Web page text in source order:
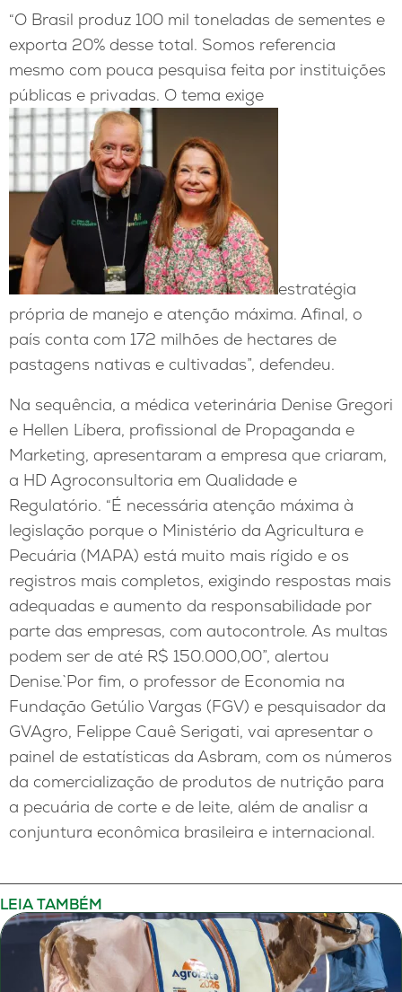
“O Brasil produz 100 mil toneladas de sementes e
exporta 20% desse total. Somos referencia
mesmo com pouca pesquisa feita por instituições
públicas e privadas. O tema exige
estratégia
própria de manejo e atenção máxima. Afinal, o
país conta com 172 milhões de hectares de
pastagens nativas e cultivadas”, defendeu.
Na sequência, a médica veterinária Denise Gregori
e Hellen Líbera, profissional de Propaganda e
Marketing, apresentaram a empresa que criaram,
a HD Agroconsultoria em Qualidade e
Regulatório. “É necessária atenção máxima à
legislação porque o Ministério da Agricultura e
Pecuária (MAPA) está muito mais rígido e os
registros mais completos, exigindo respostas mais
adequadas e aumento da responsabilidade por
parte das empresas, com autocontrole. As multas
podem ser de até R$ 150.000,00”, alertou
Denise.`Por fim, o professor de Economia na
Fundação Getúlio Vargas (FGV) e pesquisador da
GVAgro, Felippe Cauê Serigati, vai apresentar o
painel de estatísticas da Asbram, com os números
da comercialização de produtos de nutrição para
a pecuária de corte e de leite, além de analisr a
conjuntura econômica brasileira e internacional.
LEIA TAMBÉM